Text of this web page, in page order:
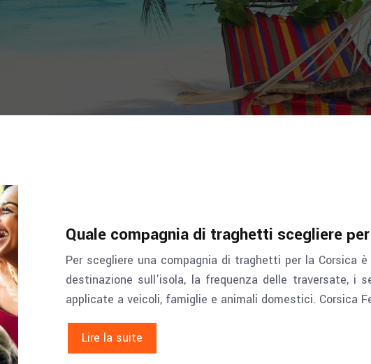
Quale compagnia di traghetti scegliere
Per scegliere una compagnia di traghetti per la Corsica
destinazione sull’isola, la frequenza delle traversate, i
applicate a veicoli, famiglie e animali domestici. Corsica
Lire la suite